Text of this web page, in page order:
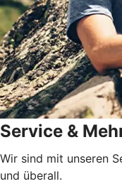
Service &
Wir sind mit unseren
und überall.